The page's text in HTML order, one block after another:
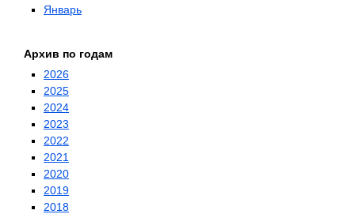
Январь
Архив по годам
2026
2025
2024
2023
2022
2021
2020
2019
2018